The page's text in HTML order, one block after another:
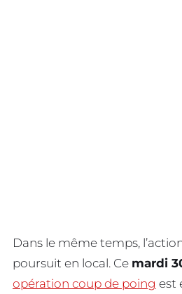
Dans le même temps,
poursuit en local. Ce mardi
opération coup de poing est